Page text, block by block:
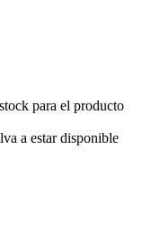
para el producto
a estar disponible